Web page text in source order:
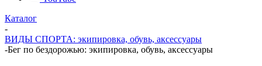
Каталог
-
ВИДЫ СПОРТА: экипировка, обувь, аксессуары
-Бег по бездорожью: экипировка, обувь, аксессуары